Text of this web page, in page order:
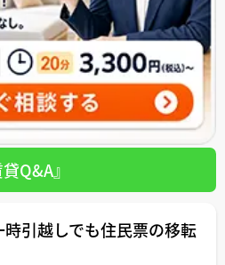
Q&A』
引越しでも住民票の移転